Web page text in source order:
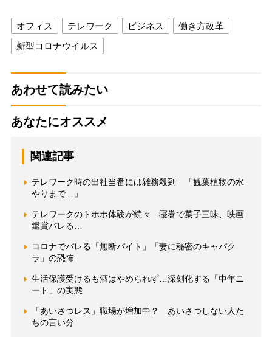
オフィス テレワーク ビジネス
働き方改革
新型コロナウイルス
あわせて読みたい
あなたにオススメ
関連記事
テレワーク時の出社当番には雑務殺到 「観葉植物の水
やりまで…」
テレワークのトホホ体験が続々 寝巻で菓子三昧、映画
鑑賞バレる…
コロナでバレる「無断バイト」「妻に秘密のキャバク
ラ」の恐怖
生活保護受けるも酒はやめられず…深刻化する「中年ニ
ート」の実態
「あいさつレス」職場が増加中？ あいさつしない人た
ちの言い分